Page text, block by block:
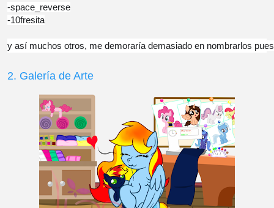
-space_reverse
-10fresita
y así muchos otros, me demoraría demasiado en nombrarlos
2. Galería de Arte